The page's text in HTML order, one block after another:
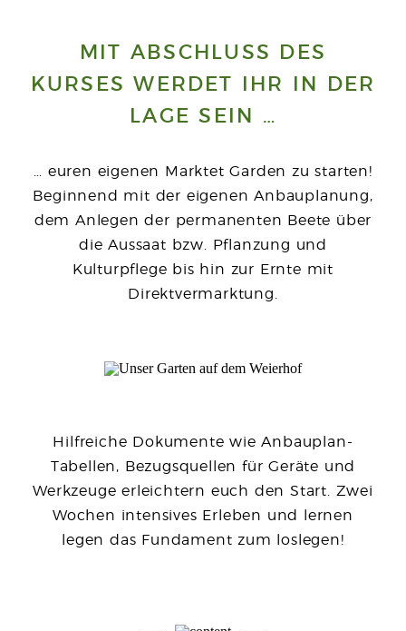
MIT ABSCHLUSS DES
KURSES WERDET IHR IN DER
LAGE SEIN …
… euren eigenen Marktet Garden zu starten!
Beginnend mit der eigenen Anbauplanung,
dem Anlegen der permanenten Beete über
die Aussaat bzw. Pflanzung und
Kulturpflege bis hin zur Ernte mit
Direktvermarktung.
Hilfreiche Dokumente wie Anbauplan-
Tabellen, Bezugsquellen für Geräte und
Werkzeuge erleichtern euch den Start. Zwei
Wochen intensives Erleben und lernen
legen das Fundament zum loslegen!